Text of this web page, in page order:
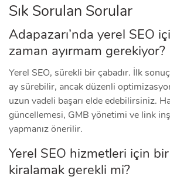
Sık Sorulan Sorular
Adapazarı’nda yerel SEO
zaman ayırmam gerekiyor?
Yerel SEO, sürekli bir çabadır. İlk
ay sürebilir, ancak düzenli
uzun vadeli başarı elde edebilirsiniz.
güncellemesi, GMB yönetimi ve link
yapmanız önerilir.
Yerel SEO hizmetleri için
kiralamak gerekli mi?